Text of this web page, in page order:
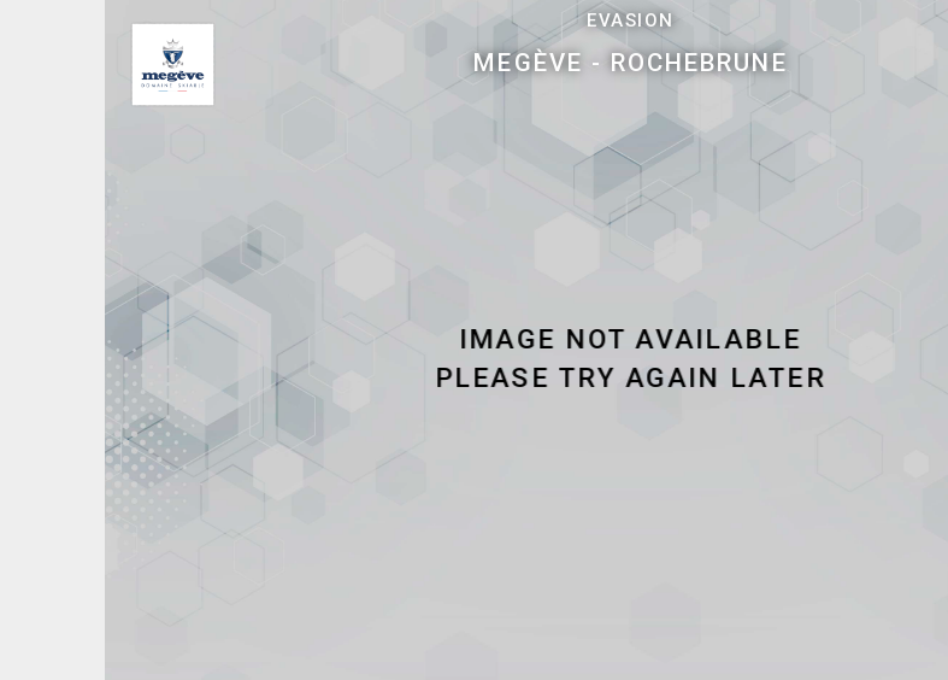
Webcam panoramique à Rochebrune
Webcam panoramique à Rochebrune
Autres Webcams dans la Vallée de Chamonix
Domaine Skiable La Flégère